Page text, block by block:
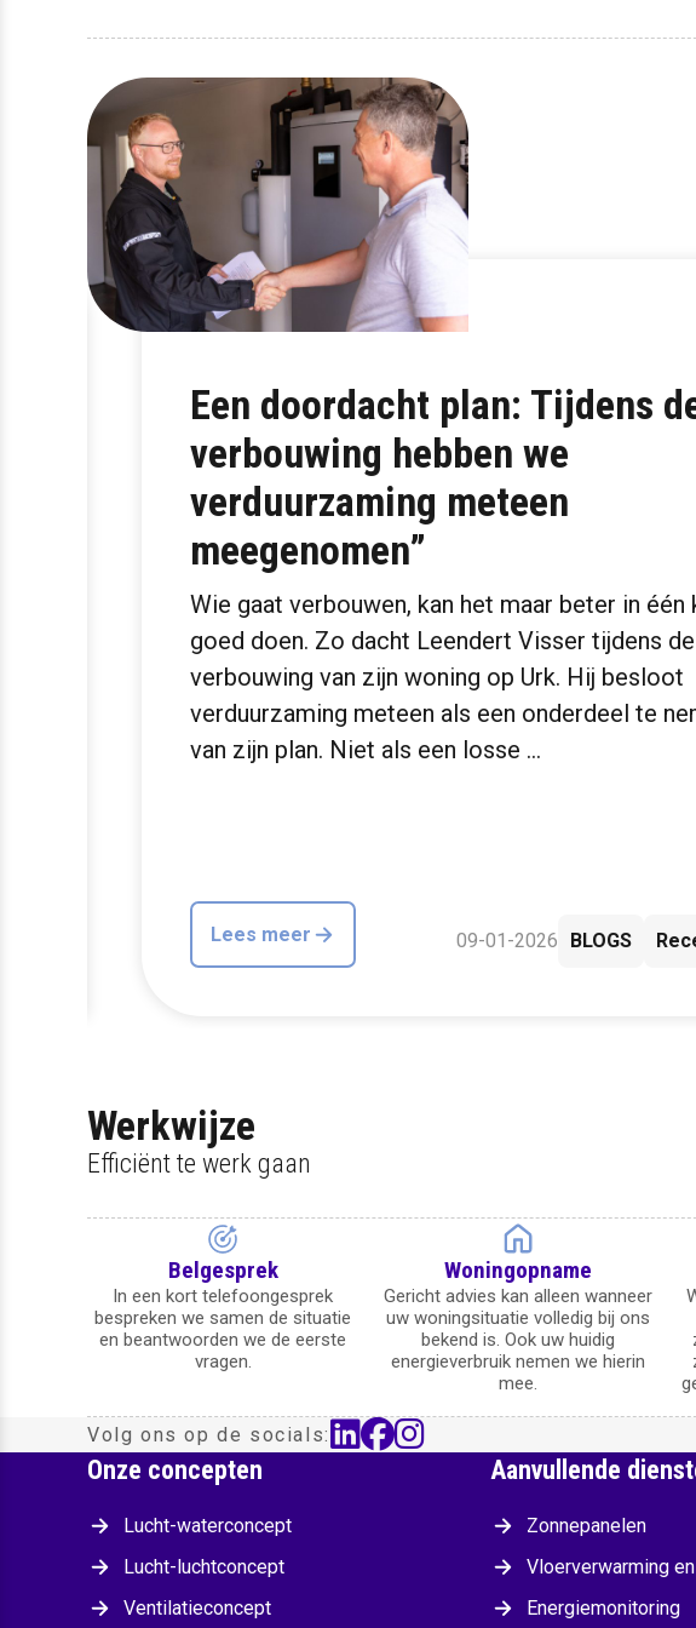
Een doordacht plan: Tijdens
verbouwing hebben we
verduurzaming meteen
meegenomen”
Wie gaat verbouwen, kan het maar beter in één
goed doen. Zo dacht Leendert Visser tijdens de
verbouwing van zijn woning op Urk. Hij besloot
verduurzaming meteen als een onderdeel te
van zijn plan. Niet als een losse …
Lees meer 09-01-2026 BLOGS
Werkwijze
Efficiënt te werk gaan
Belgesprek
In een kort telefoongesprek
bespreken we samen de situatie
en beantwoorden we de eerste
vragen.
Woningopname
Gericht advies kan alleen wanneer
uw woningsituatie volledig bij ons
bekend is. Ook uw huidig
energieverbruik nemen we hierin
mee.
Volg ons op de socials: linkedin
facebook
instagram
Onze concepten
Lucht-waterconcept
Lucht-luchtconcept
Ventilatieconcept
Aanvullende
Zonnepanelen
Vloerverwarming
Energiemonitoring